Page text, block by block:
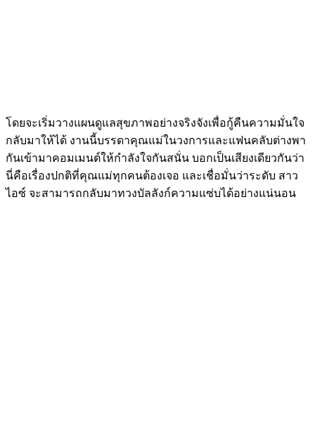
โดยจะเริ่มวางแผนดูแลสุขภาพอย่างจริงจังเพื่อกู้คืนความมั่นใจ
กลับมาให้ได้ งานนี้บรรดาคุณแม่ในวงการและแฟนคลับต่างพา
กันเข้ามาคอมเมนต์ให้กำลังใจกันสนั่น บอกเป็นเสียงเดียวกันว่า
นี่คือเรื่องปกติที่คุณแม่ทุกคนต้องเจอ และเชื่อมั่นว่าระดับ สาว
ไอซ์ จะสามารถกลับมาทวงบัลลังก์ความแซ่บได้อย่างแน่นอน